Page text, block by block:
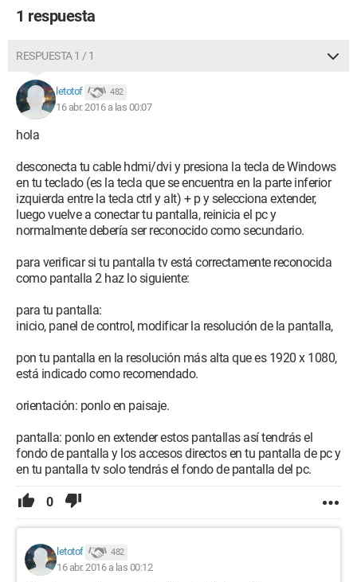
1 respuesta
RESPUESTA 1 / 1
letotof 482
16 abr. 2016 a las 00:07
hola
desconecta tu cable hdmi/dvi y presiona la tecla de Windows
en tu teclado (es la tecla que se encuentra en la parte inferior
izquierda entre la tecla ctrl y alt) + p y selecciona extender,
luego vuelve a conectar tu pantalla, reinicia el pc y
normalmente debería ser reconocido como secundario.
para verificar si tu pantalla tv está correctamente reconocida
como pantalla 2 haz lo siguiente:
para tu pantalla:
inicio, panel de control, modificar la resolución de la pantalla,
pon tu pantalla en la resolución más alta que es 1920 x 1080,
está indicado como recomendado.
orientación: ponlo en paisaje.
pantalla: ponlo en extender estos pantallas así tendrás el
fondo de pantalla y los accesos directos en tu pantalla de pc y
en tu pantalla tv solo tendrás el fondo de pantalla del pc.
0
letotof 482
16 abr. 2016 a las 00:12